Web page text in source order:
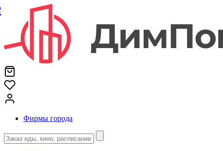
Фирмы города